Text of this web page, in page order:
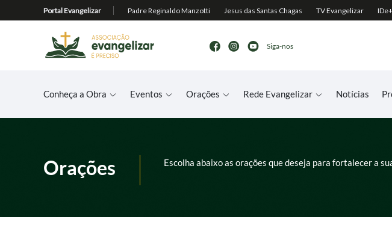
Siga-nos
Conheça a Obra Eventos Orações Rede Evangelizar Notícias
Orações Escolha abaixo as orações que deseja para fortalecer a